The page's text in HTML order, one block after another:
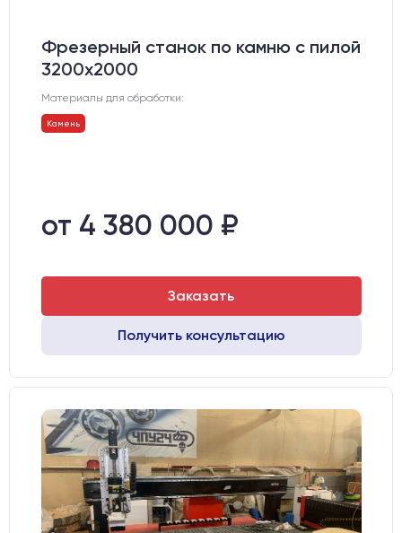
Фрезерный станок по камню с пилой
3200x2000
Материалы для обработки:
Камень
от 4 380 000 ₽
Заказать
Получить консультацию